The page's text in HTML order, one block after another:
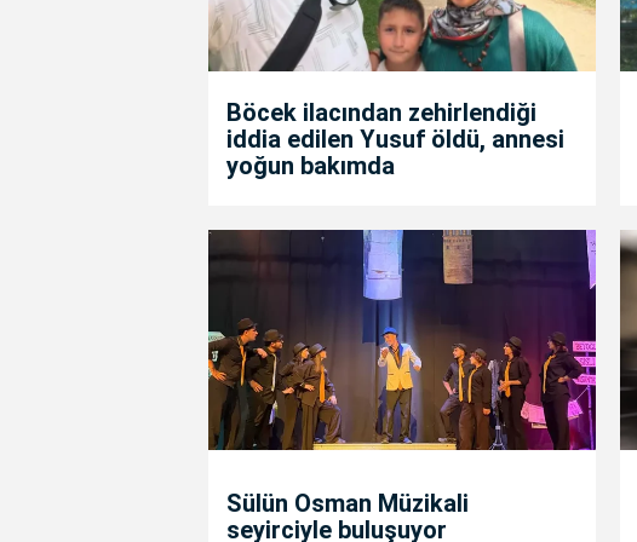
Böcek ilacından zehirlendiği
iddia edilen Yusuf öldü, annesi
yoğun bakımda
Sülün Osman Müzikali
seyirciyle buluşuyor